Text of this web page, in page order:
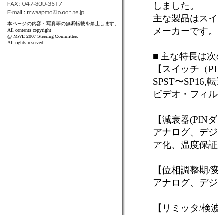
本ページの内容・写真等の無断転載を禁止します。
All contents copyright
@ MWE 2007 Steering Committee.
All rights reserved.
しました。
主な製品はス
メーカーです。
■ 主な特長は
【スイッチ（
SPST〜SP16,
ビデオ・フィ
【減衰器(PIN
アナログ、デ
ア化、温度保
【位相調整期/
アナログ、デ
【リミッタ/検